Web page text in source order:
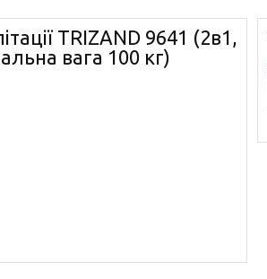
TRIZAND 9641 (2в1,
вага 100 кг)